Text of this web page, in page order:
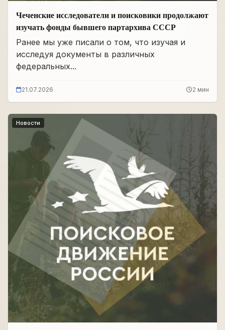
Чеченские исследователи и поисковики продолжают
изучать фонды бывшего партархива СССР
Ранее мы уже писали о том, что изучая и
исследуя документы в различных
федеральных...
21.07.2026 2 мин
Новости